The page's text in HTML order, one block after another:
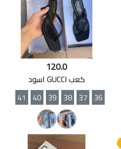
120.0
كعب GUCCI اسود
36
37
38
39
40
41